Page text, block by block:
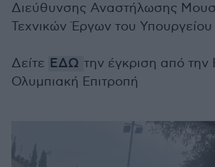
Διεύθυνσης Αναστήλωσης
Τεχνικών Έργων του Υπουργείου
Δείτε ΕΔΩ την έγκριση από την
Ολυμπιακή Επιτροπή